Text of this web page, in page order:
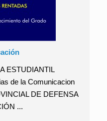
ESTUDIANTIL
de la Comunicacion
DE DEFENSA
...